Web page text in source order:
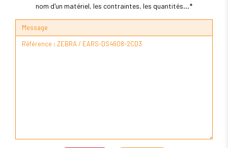
nom d'un matériel, les contraintes, les quantités...*
Message